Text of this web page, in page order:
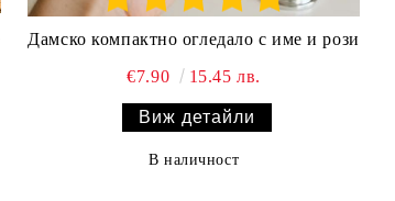
Дамско компактно огледало с име и рози
€7.90 15.45 лв.
Виж детайли
В наличност